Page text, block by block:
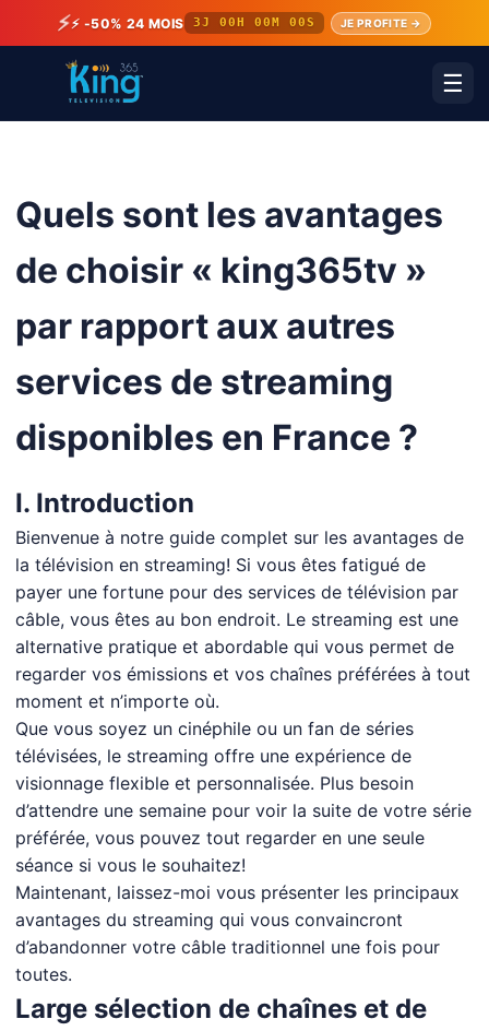
⚡⚡ -50% 24 MOIS 3J 00H 00M 00S JE PROFITE →
☰
Quels sont les avantages
de choisir « king365tv »
par rapport aux autres
services de streaming
disponibles en France ?
I. Introduction
Bienvenue à notre guide complet sur les avantages de
la télévision en streaming! Si vous êtes fatigué de
payer une fortune pour des services de télévision par
câble, vous êtes au bon endroit. Le streaming est une
alternative pratique et abordable qui vous permet de
regarder vos émissions et vos chaînes préférées à tout
moment et n’importe où.
Que vous soyez un cinéphile ou un fan de séries
télévisées, le streaming offre une expérience de
visionnage flexible et personnalisée. Plus besoin
d’attendre une semaine pour voir la suite de votre série
préférée, vous pouvez tout regarder en une seule
séance si vous le souhaitez!
Maintenant, laissez-moi vous présenter les principaux
avantages du streaming qui vous convaincront
d’abandonner votre câble traditionnel une fois pour
toutes.
Large sélection de chaînes et de